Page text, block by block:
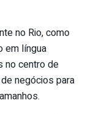
no Rio, como
em língua
no centro de
negócios para